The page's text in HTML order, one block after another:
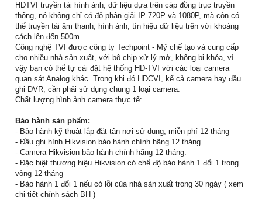
HDTVI truyền tải hình ảnh, dữ liệu dựa trên cáp đồng trục truyền
thống, nó không chỉ có độ phân giải IP 720P và 1080P, mà còn có
thể truyền tải âm thanh, hình ảnh, tín hiệu dữ liệu trên với khoảng
cách lên đến 500m
Công nghệ TVI được công ty Techpoint - Mỹ chế tạo và cung cấp
cho nhiều nhà sản xuất, với bộ chip xử lý mở, không bị khóa, vì
vậy bạn có thể tự cài đặt hệ thống HD-TVI với các loại camera
quan sát Analog khác. Trong khi đó HDCVI, kể cả camera hay đầu
ghi DVR, cần phải sử dụng chung 1 loại camera.
Chất lượng hình ảnh camera thực tế:
Bảo hành sản phẩm:
- Bảo hành kỹ thuật lắp đặt tận nơi sử dụng, miễn phí 12 tháng
- Đầu ghi hình Hikvision bảo hành chính hãng 12 tháng.
- Camera Hikvision bảo hành chính hãng 12 tháng.
- Đặc biệt thương hiệu Hikvision có chế độ bảo hành 1 đổi 1 trong
vòng 12 tháng
- Bảo hành 1 đổi 1 nếu có lỗi của nhà sản xuất trong 30 ngày ( xem
chi tiết chính sách BH )